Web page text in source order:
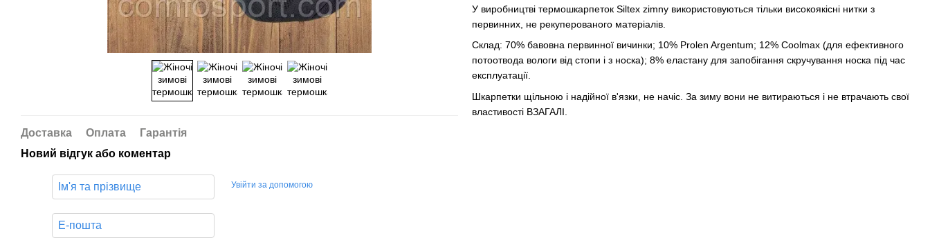
Доставка Оплата
Гарантія
Новий відгук або коментар
Увійти за допомогою
У виробництві термошкарпеток Siltex zimny використовуються тільки високоякісні нитки з
первинних, не рекуперованого матеріалів.
Склад: 70% бавовна первинної вичинки; 10% Prolen Argentum; 12% Coolmax (для ефективного
потоотвода вологи від стопи і з носка); 8% еластану для запобігання скручування носка під час
експлуатації.
Шкарпетки щільною і надійної в'язки, не начіс. За зиму вони не витираються і не втрачають свої
властивості ВЗАГАЛІ.